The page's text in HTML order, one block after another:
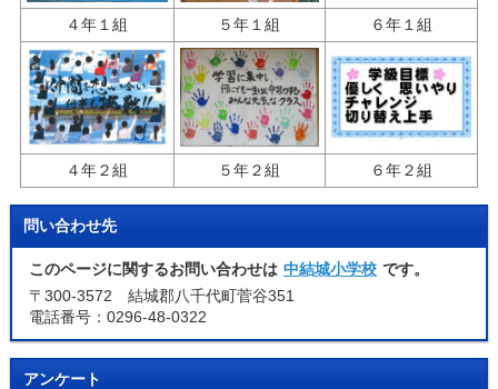
４年１組 ５年１組 ６年１組
４年２組 ５年２組 ６年２組
問い合わせ先
このページに関するお問い合わせは 中結城小学校 です。
〒300-3572 結城郡八千代町菅谷351
電話番号：0296-48-0322
アンケート